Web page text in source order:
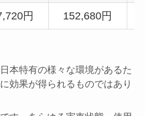
円 152,680円
本特有の様々な環境があるた
効果が得られるものではあり